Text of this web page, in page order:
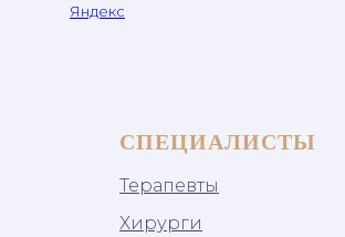
Яндекс
СПЕЦИАЛИСТЫ
Терапевты
Хирурги